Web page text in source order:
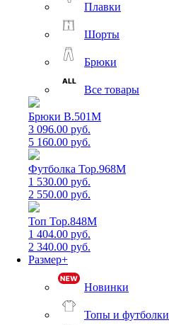
Плавки
Шорты
Брюки
Все товары
Брюки B.501M
3 096.00 руб.
5 160.00 руб.
Футболка Top.968M
1 530.00 руб.
2 550.00 руб.
Топ Top.848M
1 404.00 руб.
2 340.00 руб.
Размер+
Новинки
Топы и футболки